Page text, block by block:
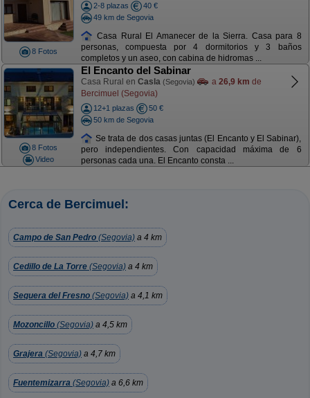
8 Fotos
2-8 plazas
40 €
49 km de Segovia
Casa Rural El Amanecer de la Sierra. Casa para 8
personas, compuesta por 4 dormitorios y 3 baños
completos y un aseo, con cabina de hidromas ...
8 Fotos
Video
El Encanto del Sabinar
Casa Rural en Casla (Segovia) a 26,9 km de
Bercimuel (Segovia)
12+1 plazas
50 €
50 km de Segovia
Se trata de dos casas juntas (El Encanto y El Sabinar),
pero independientes. Con capacidad máxima de 6
personas cada una. El Encanto consta ...
Cerca de Bercimuel:
Campo de San Pedro (Segovia) a 4 km
Cedillo de La Torre (Segovia) a 4 km
Sequera del Fresno (Segovia) a 4,1 km
Mozoncillo (Segovia) a 4,5 km
Grajera (Segovia) a 4,7 km
Fuentemizarra (Segovia) a 6,6 km